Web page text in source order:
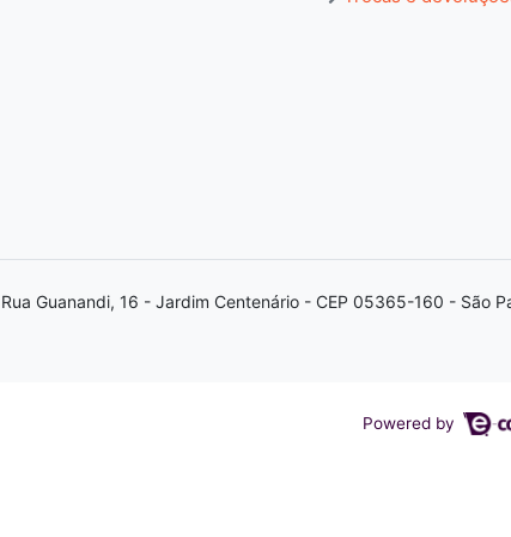
Guanandi, 16 - Jardim Centenário - CEP 05365-160 - São
Powered by